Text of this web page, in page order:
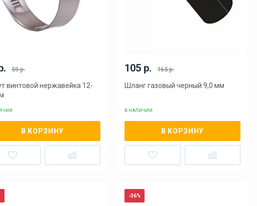
59 р.
винтовой нержавейка 12-
В КОРЗИНУ
105 р. 165 р.
Шланг газовый черный 9,0 мм
В НАЛИЧИИ
В КОРЗИНУ
-36%